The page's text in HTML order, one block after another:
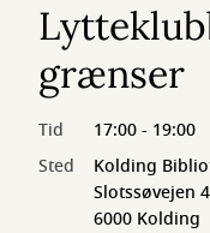
grænser
Tid
17:00 - 19:00
Sted
Kolding
Slotssøvejen
6000 Kolding